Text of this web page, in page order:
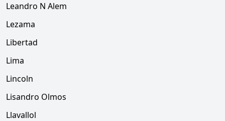
Leandro N Alem
Lezama
Libertad
Lima
Lincoln
Lisandro Olmos
Llavallol